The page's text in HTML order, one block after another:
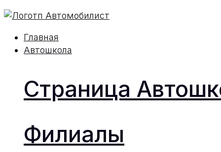
Главная
Автошкола
Страница
Филиалы